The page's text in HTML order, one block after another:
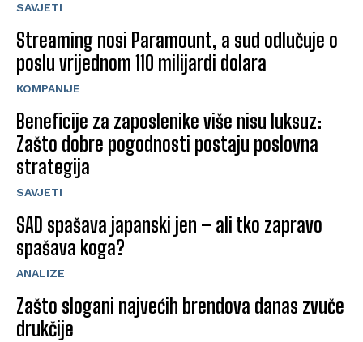
SAVJETI
Streaming nosi Paramount, a sud odlučuje o
poslu vrijednom 110 milijardi dolara
KOMPANIJE
Beneficije za zaposlenike više nisu luksuz:
Zašto dobre pogodnosti postaju poslovna
strategija
SAVJETI
SAD spašava japanski jen – ali tko zapravo
spašava koga?
ANALIZE
Zašto slogani najvećih brendova danas zvuče
drukčije